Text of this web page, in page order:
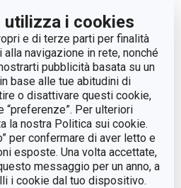
utilizza i cookies
e di terze parti per finalità
navigazione in rete, nonché
pubblicità basata su un
base alle tue abitudini di
o disattivare questi cookie,
“preferenze”. Per ulteriori
la nostra Politica sui cookie.
per confermare di aver letto e
esposte. Una volta accettate,
messaggio per un anno, a
i cookie dal tuo dispositivo.
elettrodomestici
(W) 500
GrandCHEF